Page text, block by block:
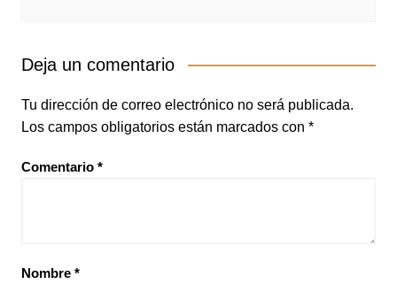
Deja un comentario
Tu dirección de correo electrónico no será publicada.
Los campos obligatorios están marcados con *
Comentario *
Nombre *